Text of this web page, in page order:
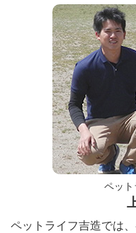
ペッ
ペットライフ吉造では